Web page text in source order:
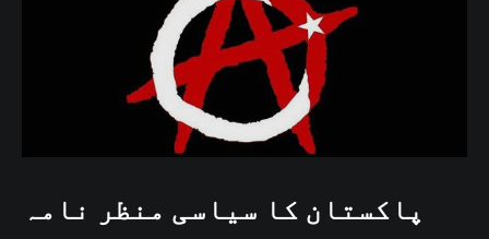
پاکستان کا سیاسی منظر نامہ